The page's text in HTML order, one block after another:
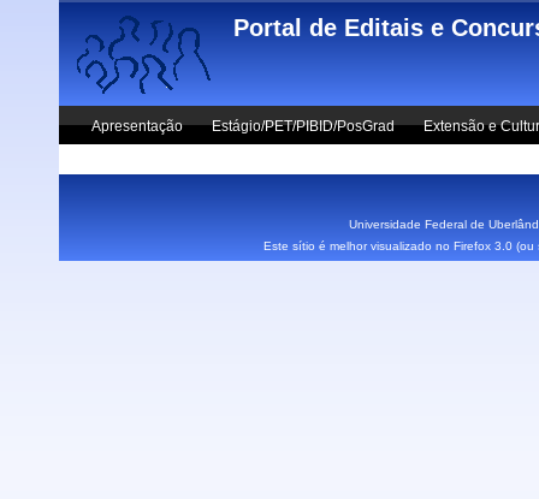
Skip to main content
Portal de Editais e
Apresentação Estágio/PET/PIBID/PosGrad Extensão e
Universidade Federal de
Este sítio é melhor visualizado no Firefox 3.0